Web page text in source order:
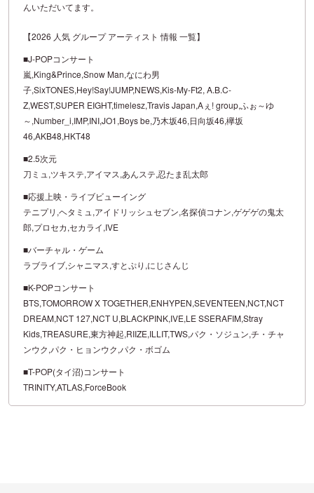
んいただいてます。
【2026 人気 グループ アーティスト 情報 一覧】
■J-POPコンサート
嵐,King&Prince,Snow Man,なにわ男
子,SixTONES,Hey!Say!JUMP,NEWS,Kis-My-Ft2, A.B.C-
Z,WEST,SUPER EIGHT,timelesz,Travis Japan,Aぇ! group,ふぉ～ゆ
～,Number_i,IMP,INI,JO1,Boys be,乃木坂46,日向坂46,欅坂
46,AKB48,HKT48
■2.5次元
刀ミュ,ツキステ,アイマス,あんステ,忍たま乱太郎
■応援上映・ライブビューイング
テニプリ,ヘタミュ,アイドリッシュセブン,名探偵コナン,ゲゲゲの鬼太
郎,プロセカ,セカライ,IVE
■バーチャル・ゲーム
ラブライブ,シャニマス,すとぷり,にじさんじ
■K-POPコンサート
BTS,TOMORROW X TOGETHER,ENHYPEN,SEVENTEEN,NCT,NCT
DREAM,NCT 127,NCT U,BLACKPINK,IVE,LE SSERAFIM,Stray
Kids,TREASURE,東方神起,RIIZE,ILLIT,TWS,パク・ソジュン,チ・チャ
ンウク,パク・ヒョンウク,パク・ボゴム
■T-POP(タイ沼)コンサート
TRINITY,ATLAS,ForceBook